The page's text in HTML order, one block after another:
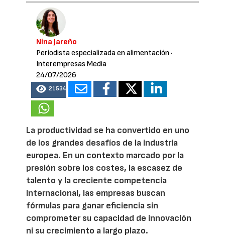
Nina Jareño
Periodista especializada en alimentación ·
Interempresas Media
24/07/2026
21534
La productividad se ha convertido en uno
de los grandes desafíos de la industria
europea. En un contexto marcado por la
presión sobre los costes, la escasez de
talento y la creciente competencia
internacional, las empresas buscan
fórmulas para ganar eficiencia sin
comprometer su capacidad de innovación
ni su crecimiento a largo plazo.